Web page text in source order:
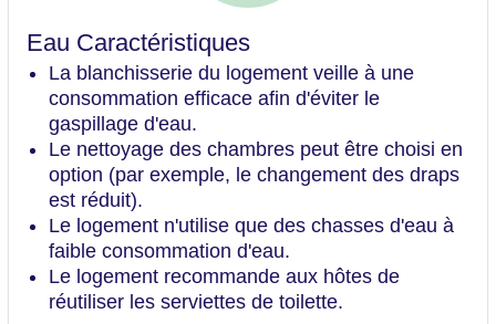
Eau Caractéristiques
La blanchisserie du logement veille à une
consommation efficace afin d'éviter le
gaspillage d'eau.
Le nettoyage des chambres peut être choisi en
option (par exemple, le changement des draps
est réduit).
Le logement n'utilise que des chasses d'eau à
faible consommation d'eau.
Le logement recommande aux hôtes de
réutiliser les serviettes de toilette.